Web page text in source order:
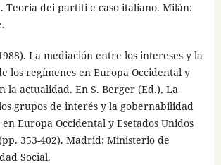
Teoria dei partiti e caso italiano. Milán:
La mediación entre los intereses y la
los regímenes en Europa Occidental y
la actualidad. En S. Berger (Ed.), La
grupos de interés y la gobernabilidad
Europa Occidental y Esetados Unidos
353-402). Madrid: Ministerio de
Social.